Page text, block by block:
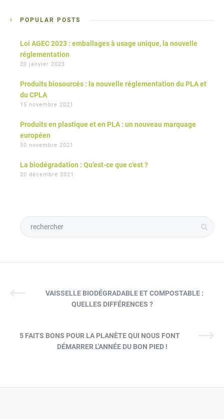
POPULAR POSTS
Loi AGEC 2023 : emballages à usage unique, la nouvelle
réglementation
20 janvier 2023
Produits biosourcés : la nouvelle réglementation du PLA et
du CPLA
15 novembre 2021
Produits en plastique et en PLA : un nouveau marquage
européen
30 novembre 2021
La biodégradation : Qu’est-ce que c’est ?
20 décembre 2021
VAISSELLE BIODÉGRADABLE ET COMPOSTABLE :
QUELLES DIFFÉRENCES ?
5 FAITS BONS POUR LA PLANÈTE QUI NOUS FONT
DÉMARRER L'ANNÉE DU BON PIED !